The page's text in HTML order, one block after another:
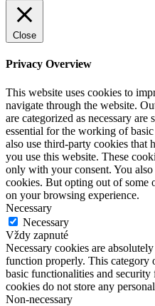
Close
Privacy Overview
This website uses cookies to
navigate through the website.
are categorized as necessary
essential for the working of
also use third-party cookies that
you use this website. These
only with your consent. You
cookies. But opting out of some
on your browsing experience.
Necessary
Necessary
Vždy zapnuté
Necessary cookies are
function properly. This category
basic functionalities and security
cookies do not store any
Non-necessary